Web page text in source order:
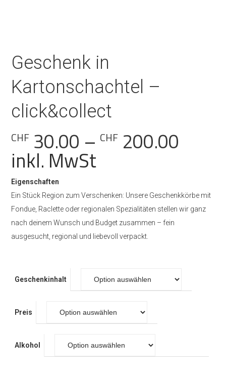
Geschenk in
Kartonschachtel –
click&collect
CHF 30.00 – CHF 200.00
CHF
inkl. MwSt
Eigenschaften
Ein Stück Region zum Verschenken: Unsere Geschenkkörbe mit
Fondue, Raclette oder regionalen Spezialitäten stellen wir ganz
nach deinem Wunsch und Budget zusammen – fein
ausgesucht, regional und liebevoll verpackt.
Geschenkinhalt
Preis
Alkohol